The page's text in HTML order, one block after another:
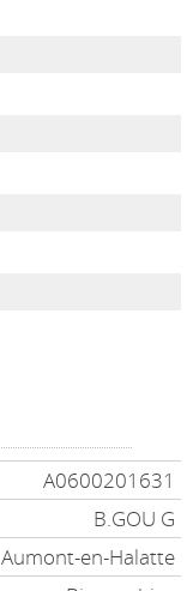
A0600201631
B.GOU G
Aumont-en-Halatte